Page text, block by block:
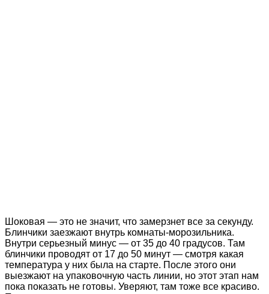
Шоковая — это не значит, что замерзнет все за секунду.
Блинчики заезжают внутрь комнаты-морозильника.
Внутри серьезный минус — от 35 до 40 градусов. Там
блинчики проводят от 17 до 50 минут — смотря какая
температура у них была на старте. После этого они
выезжают на упаковочную часть линии, но этот этап нам
пока показать не готовы. Уверяют, там тоже все красиво.